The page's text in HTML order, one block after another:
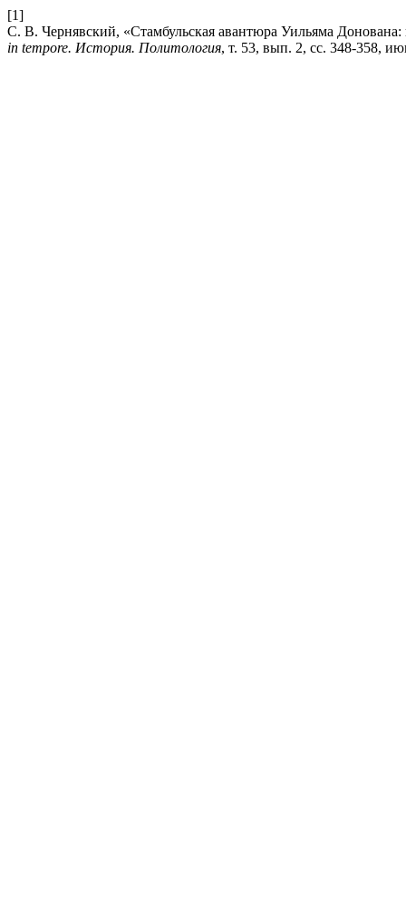
[1]
С. В. Чернявский, «Стамбульская авантюра Уильяма
in tempore. История. Политология, т. 53, вып. 2, сс. 348-358,